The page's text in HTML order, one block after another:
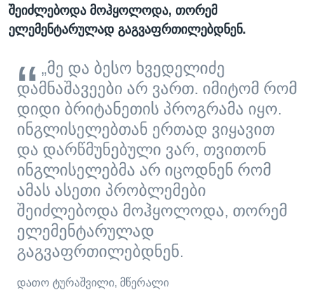
შეიძლებოდა მოჰყოლოდა, თორემ
ელემენტარულად გაგვაფრთილებდნენ.
„მე და ბესო ხვედელიძე
დამნაშავეები არ ვართ. იმიტომ რომ
დიდი ბრიტანეთის პროგრამა იყო.
ინგლისელებთან ერთად ვიყავით
და დარწმუნებული ვარ, თვითონ
ინგლისელებმა არ იცოდნენ რომ
ამას ასეთი პრობლემები
შეიძლებოდა მოჰყოლოდა, თორემ
ელემენტარულად
გაგვაფრთილებდნენ.
დათო ტურაშვილი, მწერალი